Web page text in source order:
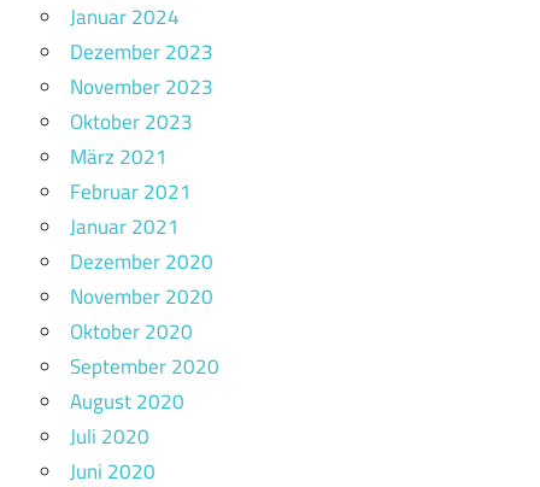
Januar 2024
Dezember 2023
November 2023
Oktober 2023
März 2021
Februar 2021
Januar 2021
Dezember 2020
November 2020
Oktober 2020
September 2020
August 2020
Juli 2020
Juni 2020